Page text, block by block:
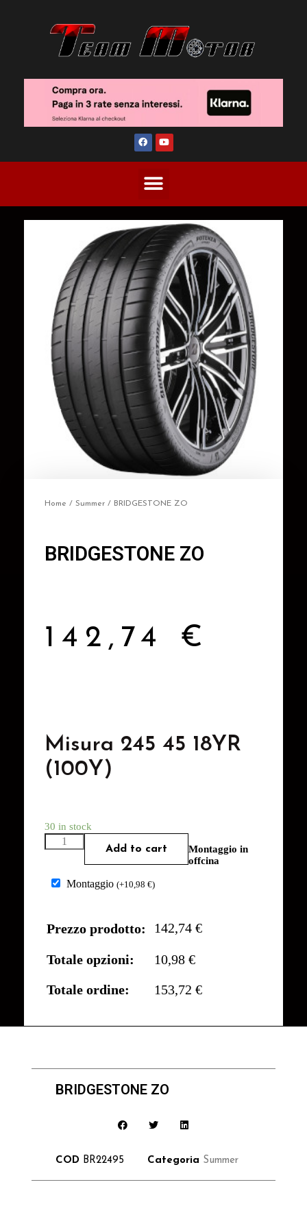
Home / Summer / BRIDGESTONE ZO
BRIDGESTONE ZO
142,74 €
Misura 245 45 18YR
(100Y)
30 in stock
Add to cart
Montaggio in
offcina
Montaggio (+10,98 €)
Prezzo prodotto: 142,74 €
Totale opzioni:
10,98 €
Totale ordine:
153,72 €
BRIDGESTONE ZO
COD BR22495 Categoria Summer